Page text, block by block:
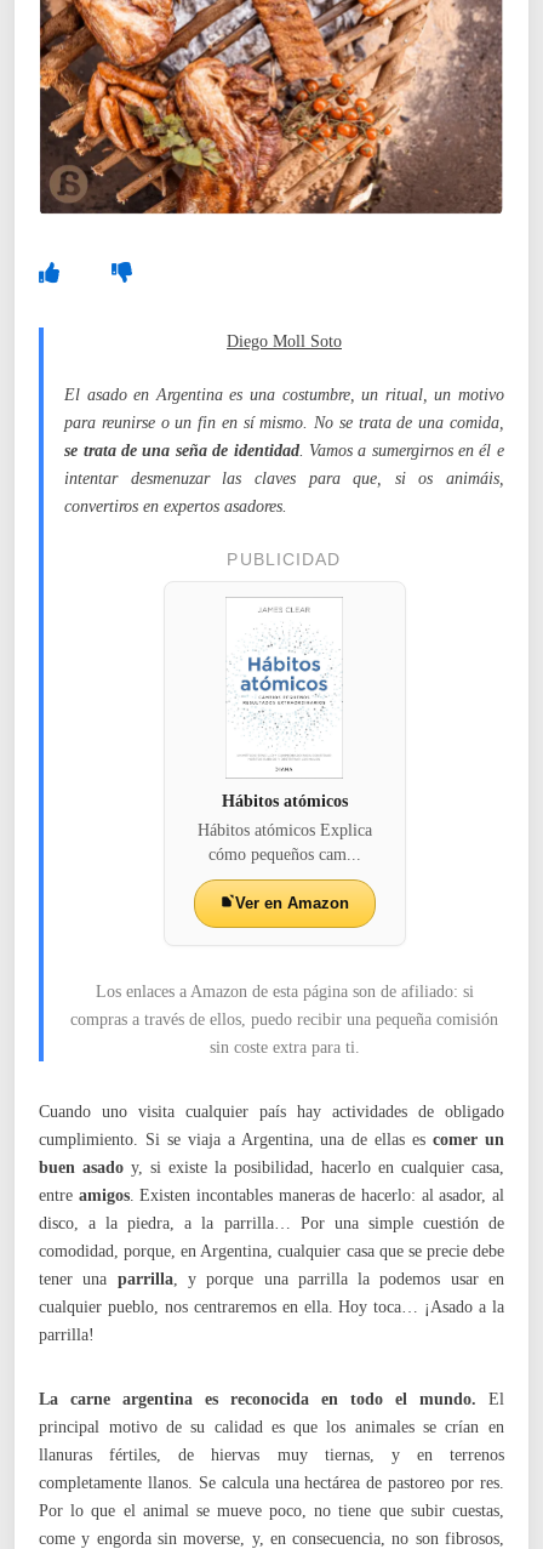
Diego Moll Soto
El asado en Argentina es una costumbre, un ritual, un motivo
para reunirse o un fin en sí mismo. No se trata de una comida,
se trata de una seña de identidad. Vamos a sumergirnos en él e
intentar desmenuzar las claves para que, si os animáis,
convertiros en expertos asadores.
PUBLICIDAD
Hábitos atómicos
Hábitos atómicos Explica
cómo pequeños cam...
Ver en Amazon
Los enlaces a Amazon de esta página son de afiliado: si
compras a través de ellos, puedo recibir una pequeña comisión
sin coste extra para ti.
Cuando uno visita cualquier país hay actividades de obligado
cumplimiento. Si se viaja a Argentina, una de ellas es comer un
buen asado y, si existe la posibilidad, hacerlo en cualquier casa,
entre amigos. Existen incontables maneras de hacerlo: al asador, al
disco, a la piedra, a la parrilla… Por una simple cuestión de
comodidad, porque, en Argentina, cualquier casa que se precie debe
tener una parrilla, y porque una parrilla la podemos usar en
cualquier pueblo, nos centraremos en ella. Hoy toca… ¡Asado a la
parrilla!
La carne argentina es reconocida en todo el mundo. El
principal motivo de su calidad es que los animales se crían en
llanuras fértiles, de hiervas muy tiernas, y en terrenos
completamente llanos. Se calcula una hectárea de pastoreo por res.
Por lo que el animal se mueve poco, no tiene que subir cuestas,
come y engorda sin moverse, y, en consecuencia, no son fibrosos,